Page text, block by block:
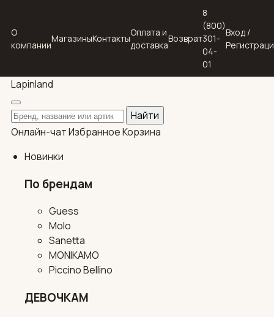
О
компании
МагазиныКонтакты
Оплата и
доставка
Возврат
8
(800)
301-
04-
01
Вход /
Lapinland
Поиск по каталогу
Найти
Онлайн-чатИзбранноеКорзина
Новинки
По брендам
Guess
Molo
Sanetta
MONIKAMO
Piccino Bellino
ДЕВОЧКАМ